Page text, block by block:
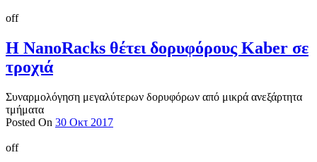
off
Η NanoRacks θέτει δορυφόρους Kaber σε
τροχιά
Συναρμολόγηση μεγαλύτερων δορυφόρων από μικρά ανεξάρτητα
τμήματα
Posted On 30 Οκτ 2017
off